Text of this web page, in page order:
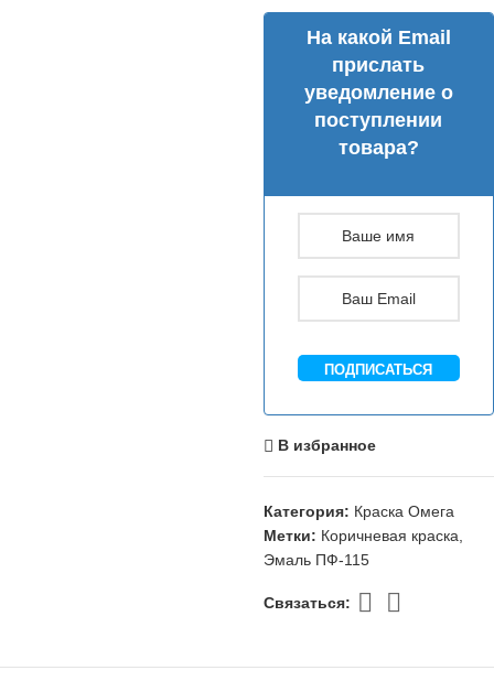
На какой Email
прислать
уведомление о
поступлении
товара?
ПОДПИСАТЬСЯ
В избранное
Категория: Краска Омега
Метки: Коричневая краска
Эмаль ПФ-115
Связаться: